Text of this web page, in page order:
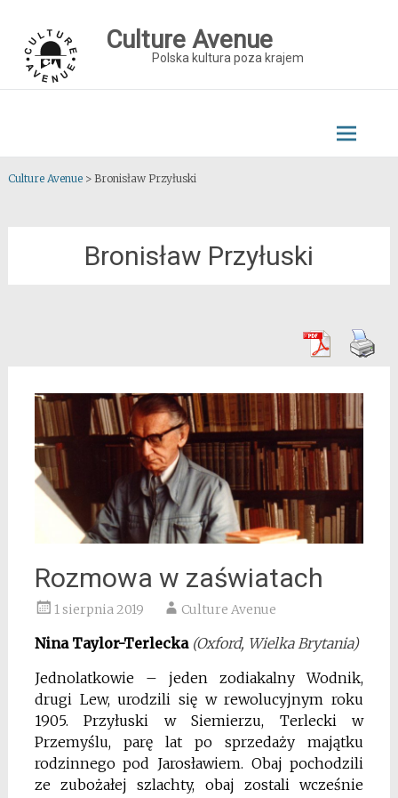
content
Culture Avenue
Polska kultura poza krajem
Culture Avenue> Bronisław Przyłuski
Bronisław Przyłuski
Rozmowa w zaświatach
1 sierpnia 2019 Culture Avenue
Nina Taylor-Terlecka (Oxford, Wielka Brytania)
Jednolatkowie – jeden zodiakalny Wodnik,
drugi Lew, urodzili się w rewolucyjnym roku
1905. Przyłuski w Siemierzu, Terlecki w
Przemyślu, parę lat po sprzedaży majątku
rodzinnego pod Jarosławiem. Obaj pochodzili
ze zubożałej szlachty, obaj zostali wcześnie